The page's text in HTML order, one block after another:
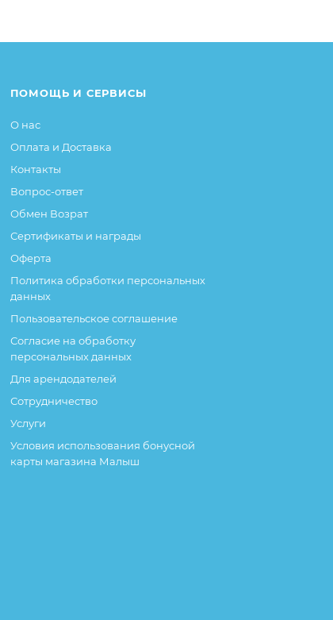
ПОМОЩЬ И СЕРВИСЫ
О нас
Оплата и Доставка
Контакты
Вопрос-ответ
Обмен Возрат
Сертификаты и награды
Оферта
Политика обработки персональных
данных
Пользовательское соглашение
Согласие на обработку
персональных данных
Для арендодателей
Сотрудничество
Услуги
Условия использования бонусной
карты магазина Малыш